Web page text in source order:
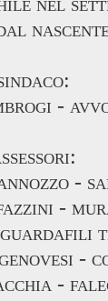
-
-
-
-
-